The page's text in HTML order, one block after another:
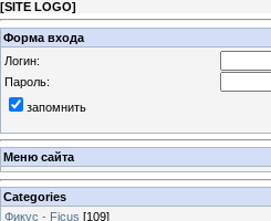
[SITE LOGO]
Форма входа
Логин:
Пароль:
запомнить
Меню сайта
Categories
Фикус - Ficus [109]